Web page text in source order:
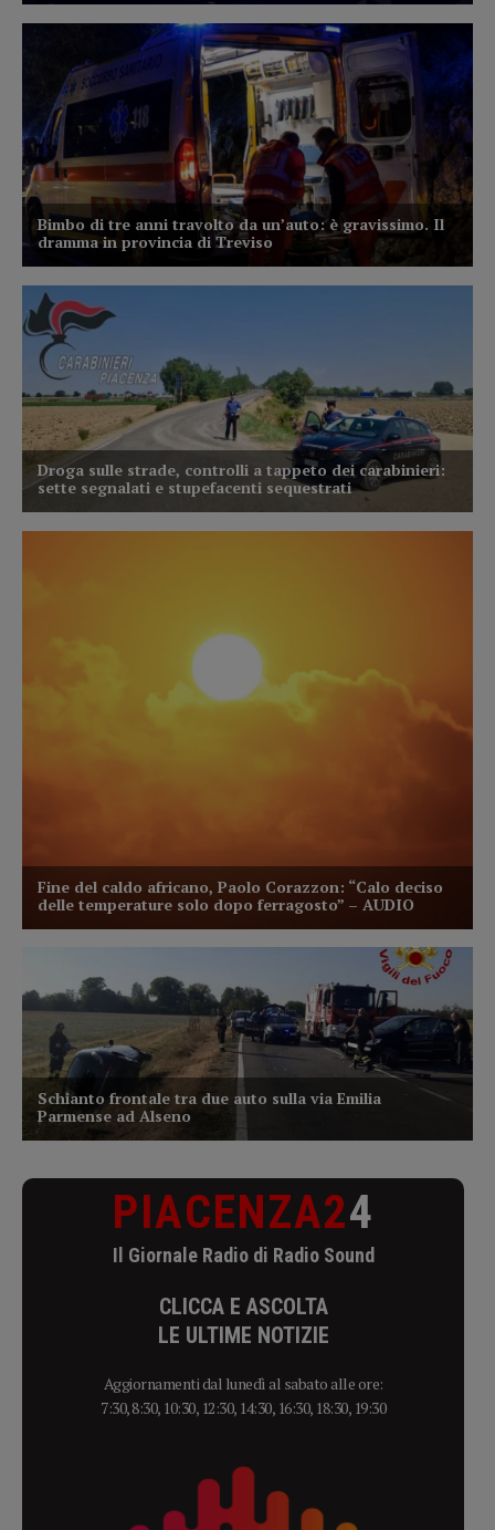
PIACENZA24
Il Giornale Radio di Radio Sound
CLICCA E ASCOLTA
LE ULTIME NOTIZIE
Aggiornamenti dal lunedì al sabato alle ore:
7:30, 8:30, 10:30, 12:30, 14:30, 16:30, 18:30, 19:30